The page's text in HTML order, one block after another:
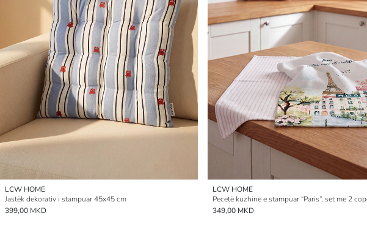
LCW HOME
Jastëk dekorativ i stampuar 45x45 cm
399,00 MKD
LCW HOME
349,00 MKD